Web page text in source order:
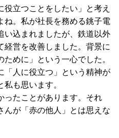
立つことをしたい」と考え
ね。私が社長を務める銚子電
い込まれましたが、鉄道以外
経営を改善しました。背景に
めに」という一心でした。
「人に役立つ」という精神が
も思います。
ったことがあります。それ
んが「赤の他人」とは思えな